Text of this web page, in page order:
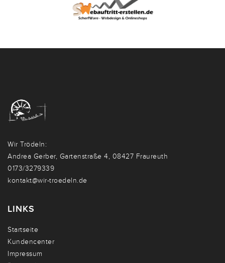
Wir Trödeln:
Andrea Gerber, Gartenstraße 4, 08427 Fraureuth
0173/3279339
kontakt@wir-troedeln.de
LINKS
Startseite
Kundencenter
Impressum